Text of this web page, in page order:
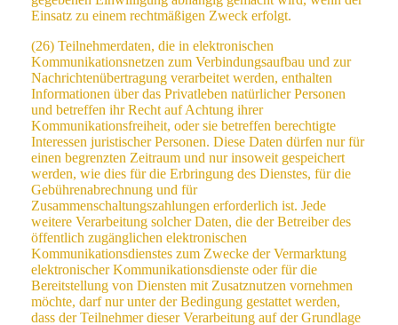
Einsatz zu einem rechtmäßigen Zweck erfolgt.
(26) Teilnehmerdaten, die in elektronischen
Kommunikationsnetzen zum Verbindungsaufbau und zur
Nachrichtenübertragung verarbeitet werden, enthalten
Informationen über das Privatleben natürlicher Personen
und betreffen ihr Recht auf Achtung ihrer
Kommunikationsfreiheit, oder sie betreffen berechtigte
Interessen juristischer Personen. Diese Daten dürfen nur für
einen begrenzten Zeitraum und nur insoweit gespeichert
werden, wie dies für die Erbringung des Dienstes, für die
Gebührenabrechnung und für
Zusammenschaltungszahlungen erforderlich ist. Jede
weitere Verarbeitung solcher Daten, die der Betreiber des
öffentlich zugänglichen elektronischen
Kommunikationsdienstes zum Zwecke der Vermarktung
elektronischer Kommunikationsdienste oder für die
Bereitstellung von Diensten mit Zusatznutzen vornehmen
möchte, darf nur unter der Bedingung gestattet werden,
dass der Teilnehmer dieser Verarbeitung auf der Grundlage